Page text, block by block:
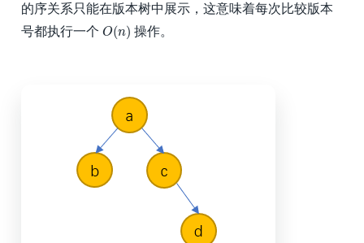
的序关系只能在版本树中展示，这意味着每次比较版本
号都执行一个 O(n)
O(n 操作。